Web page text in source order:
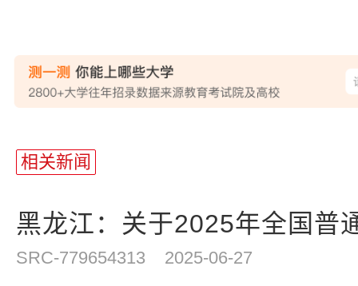
相关新闻
黑龙江：关于2025年全国普
SRC-779654313 2025-06-27